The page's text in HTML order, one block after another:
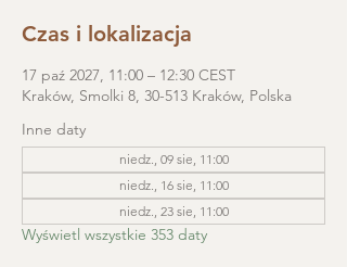
Czas i lokalizacja
17 paź 2027, 11:00 – 12:30 CEST
Kraków, Smolki 8, 30-513 Kraków, Polska
Inne daty
niedz., 09 sie, 11:00
niedz., 16 sie, 11:00
niedz., 23 sie, 11:00
Wyświetl wszystkie 353 daty